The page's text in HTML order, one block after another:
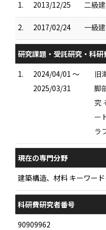
1.
2013/12/25 二級
2. 2017/02/24 一級
研究課題・受託研究・科研
1.
2024/04/01 ～
2025/03/31
旧
脚
究
ー
ラ
現在の専門分野
建築構造、材料 キーワー
科研費研究者番号
90909962